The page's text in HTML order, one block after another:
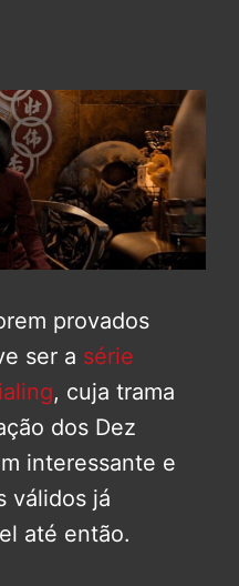
provados
ser a série
, cuja trama
dos Dez
interessante e
válidos já
até então.